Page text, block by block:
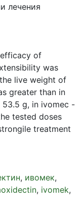
лечения
of
was
live weight of
greater than in
g, in ivomec -
tested doses
treatment
, ивомек,
, ivomek,